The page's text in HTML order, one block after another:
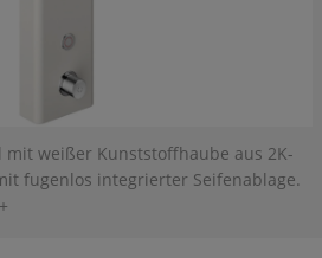
mit weißer Kunststoffhaube aus 2K-
fugenlos integrierter Seifenablage.